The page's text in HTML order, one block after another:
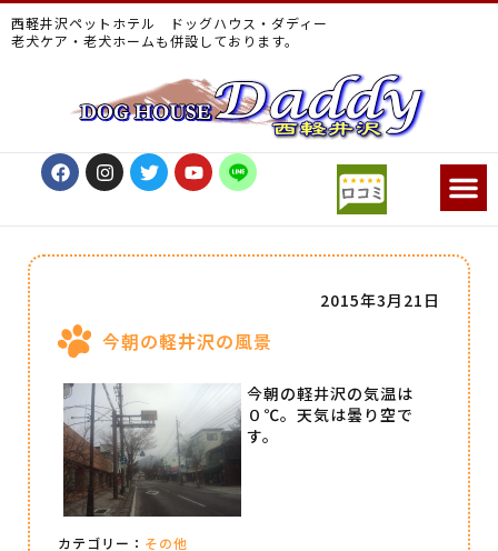
西軽井沢ペットホテル ドッグハウス・ダディー
老犬ケア・老犬ホームも併設しております。
今朝の軽井沢の風景
2015年3月21日
今朝の軽井沢の気温は
０℃。天気は曇り空で
す。
カテゴリー： その他